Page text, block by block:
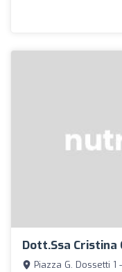
Dott.ssa
Piazza G. Dossetti